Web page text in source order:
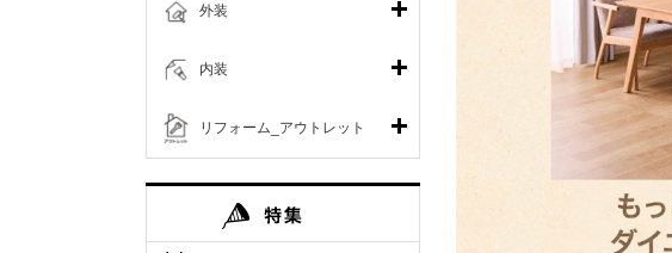
リフォーム_アウトレット
外装
内装